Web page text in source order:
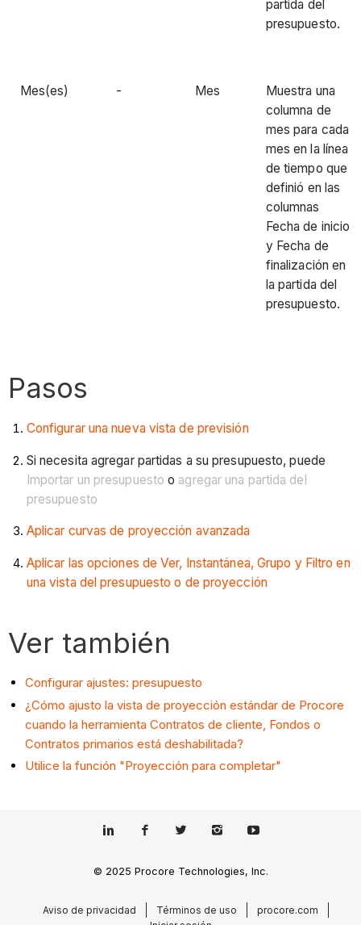
partida del
presupuesto.
Mes(es) - Mes
Muestra una
columna de
mes para cada
mes en la línea
de tiempo que
definió en las
columnas
Fecha de inicio
y Fecha de
finalización en
la partida del
presupuesto.
Pasos
Configurar una nueva vista de previsión
Si necesita agregar partidas a su presupuesto, puede
Importar un presupuesto o agregar una partida del
presupuesto
Aplicar curvas de proyección avanzada
Aplicar las opciones de Ver, Instantánea, Grupo y Filtro en
una vista del presupuesto o de proyección
Ver también
Configurar ajustes: presupuesto
¿Cómo ajusto la vista de proyección estándar de Procore
cuando la herramienta Contratos de cliente, Fondos o
Contratos primarios está deshabilitada?
Utilice la función "Proyección para completar"
© 2025 Procore Technologies, Inc.
Aviso de privacidad Términos de uso
procore.com